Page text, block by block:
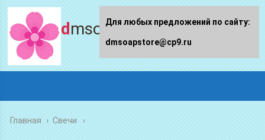
dmsoapstore.ru
Главная › Свечи
Для любых предложений по сайту:
dmsoapstore@cp9.ru